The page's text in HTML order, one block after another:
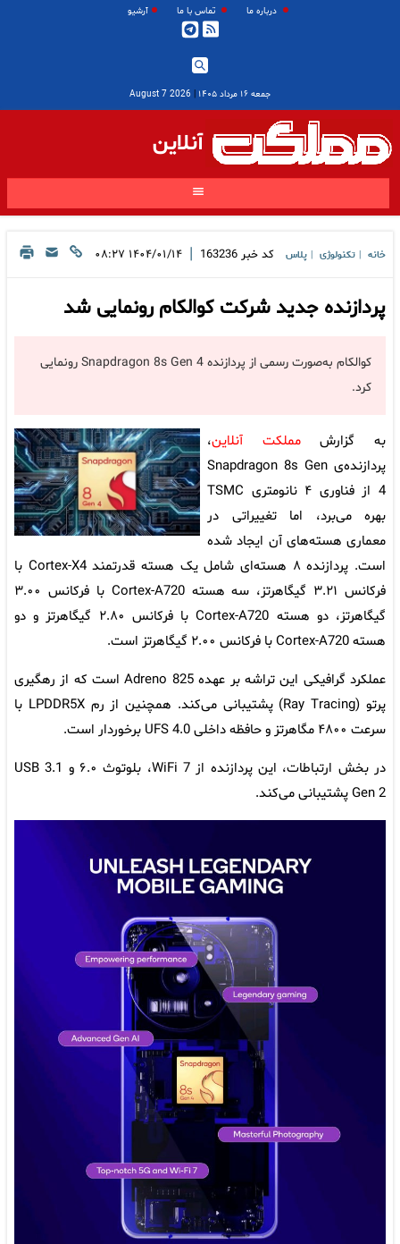
درباره ما تماس با ما آرشیو
جمعه ۱۶ مرداد ۱۴۰۵ |
2026 August 7
آنلاین
خانه تکنولوژی پلاس کد خبر 163236
| ۱۴۰۴/۰۱/۱۴ ۰۸:۲۷
پردازنده جدید شرکت کوالکام رونمایی شد
کوالکام به‌صورت رسمی از پردازنده Snapdragon 8s Gen 4 رونمایی
کرد.
به گزارشمملکت آنلاین،
پردازنده‌ی Snapdragon 8s Gen
4 از فناوری ۴ نانومتری TSMC
بهره می‌برد، اما تغییراتی در
معماری هسته‌های آن ایجاد شده
است. پردازنده ۸ هسته‌ای شامل یک هسته قدرتمند Cortex-X4 با
فرکانس ۳.۲۱ گیگاهرتز، سه هسته Cortex-A720 با فرکانس ۳.۰۰
گیگاهرتز، دو هسته Cortex-A720 با فرکانس ۲.۸۰ گیگاهرتز و دو
هسته Cortex-A720 با فرکانس ۲.۰۰ گیگاهرتز است.
عملکرد گرافیکی این تراشه بر عهده Adreno 825 است که از رهگیری
پرتو (Ray Tracing) پشتیبانی می‌کند. همچنین از رم LPDDR5X با
سرعت ۴۸۰۰ مگاهرتز و حافظه داخلی UFS 4.0 برخوردار است.
در بخش ارتباطات، این پردازنده از WiFi 7، بلوتوث ۶.۰ و USB 3.1
Gen 2 پشتیبانی می‌کند.